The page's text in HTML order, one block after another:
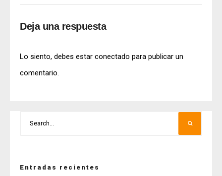
Deja una respuesta
Lo siento, debes estar conectado para publicar un
comentario.
Entradas recientes